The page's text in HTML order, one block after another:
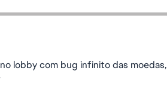
lobby com bug infinito das moedas,